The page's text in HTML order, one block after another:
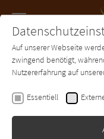
SUCHE
Ines Thorn
Erschienen:
Auf unserer Webseite
zwingend benötigt,
Nutzererfahrung auf
Essentiell